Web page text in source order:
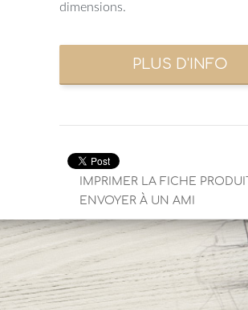
dimensions.
IMPRIMER LA FICHE PRODUIT
ENVOYER À UN AMI